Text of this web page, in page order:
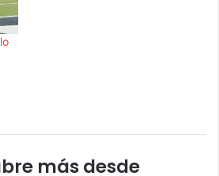
más desde